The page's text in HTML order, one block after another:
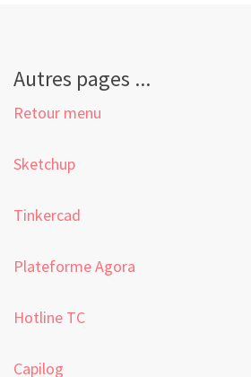
Autres pages ...
Retour menu
Sketchup
Tinkercad
Plateforme Agora
Hotline TC
Capilog